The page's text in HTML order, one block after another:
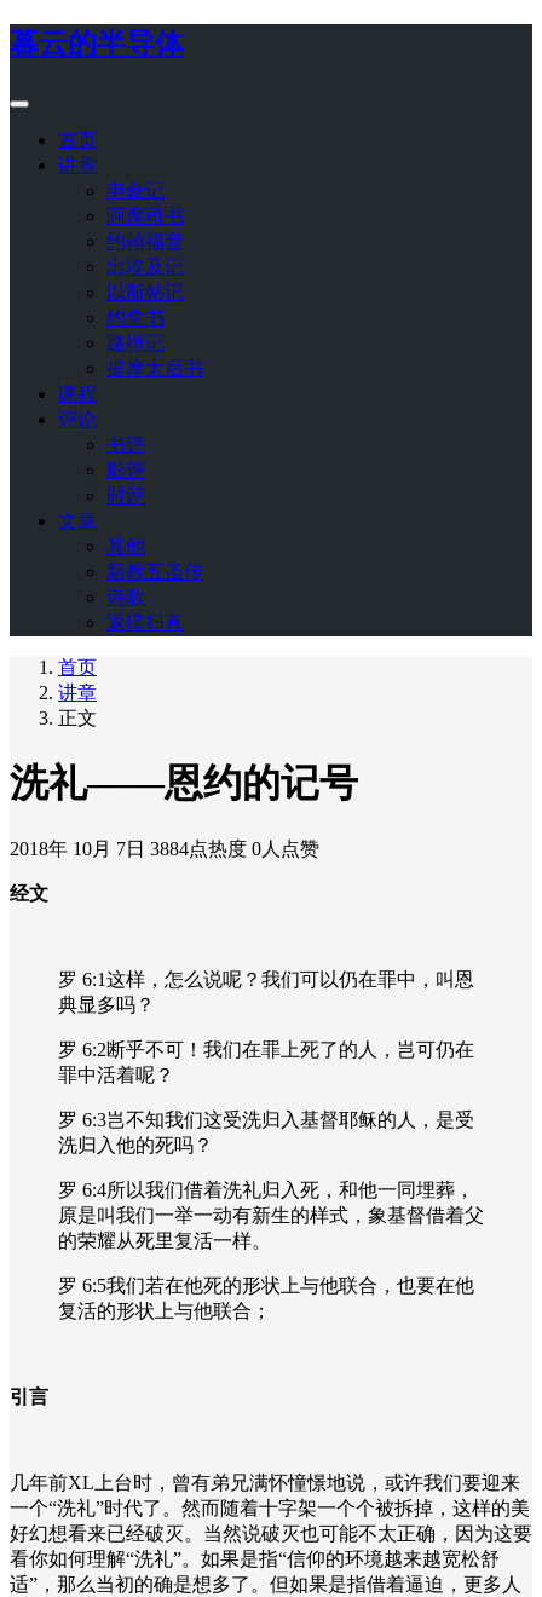
暮云的半导体
首页
讲章
申命记
阿摩司书
约翰福音
出埃及记
以斯帖记
约拿书
路得记
提摩太后书
课程
评论
书评
影评
时评
文章
其他
新教五圣传
诗歌
返璞归真
首页
讲章
正文
洗礼——恩约的记号
2018年 10月 7日 3884点热度 0人点赞
经文
罗 6:1这样，怎么说呢？我们可以仍在罪中，叫恩
典显多吗？
罗 6:2断乎不可！我们在罪上死了的人，岂可仍在
罪中活着呢？
罗 6:3岂不知我们这受洗归入基督耶稣的人，是受
洗归入他的死吗？
罗 6:4所以我们借着洗礼归入死，和他一同埋葬，
原是叫我们一举一动有新生的样式，象基督借着父
的荣耀从死里复活一样。
罗 6:5我们若在他死的形状上与他联合，也要在他
复活的形状上与他联合；
引言
几年前XL 上台时，曾有弟兄满怀憧憬地说，或许我们要迎来
一个“洗礼”时代了。然而随着十字架一个个被拆掉，这样的美
好幻想看来已经破灭。当然说破灭也可能不太正确，因为这要
看你如何理解“洗礼”。如果是指“信仰的环境越来越宽松舒
适”，那么当初的确是想多了。但如果是指借着逼迫，更多人